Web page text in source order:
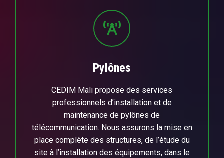
Pylônes
CEDIM Mali propose des services
professionnels d’installation et de
maintenance de pylônes de
télécommunication. Nous assurons la mise en
place complète des structures, de l’étude du
site à l’installation des équipements, dans le